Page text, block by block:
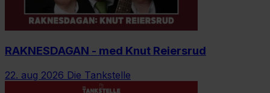
RAKNESDAGAN - med Knut Reiersrud
22. aug 2026 Die Tankstelle